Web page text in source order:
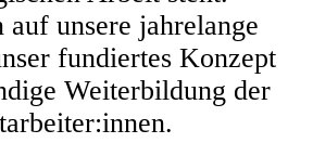
auf unsere jahrelange
fundiertes Konzept
Weiterbildung der